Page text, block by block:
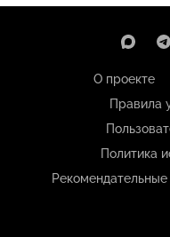
О проекте
Правила
Политика
Рекомендательные